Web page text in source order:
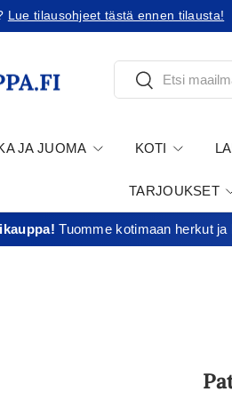
Tutustu uusiin
Etsi
JA JUOMA KOTI
TARJOUKSET
Tuomme kotimaan herkut